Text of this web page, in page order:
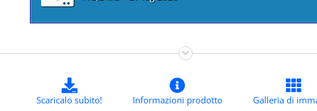
Scaricalo subito! Informazioni prodotto Galleria di